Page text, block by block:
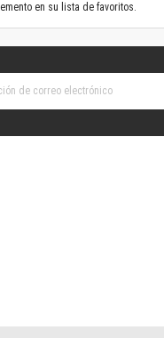
en su lista de favoritos.